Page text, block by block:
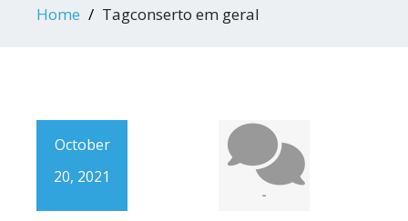
Home Tagconserto em geral
October
20, 2021
-